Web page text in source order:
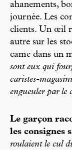
ahanements,
journée. Les
clients. Un œil
autre sur les
came dans un
sont eux qui
caristes-
engueuler par le
Le garçon
les consignes
roulaient le cul